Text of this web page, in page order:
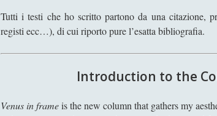
Tutti i testi che ho scritto partono da una citazione,
registi ecc…), di cui riporto pure l’esatta bibliografia.
Introduction to the
Venus in frameis the new column that gathers my